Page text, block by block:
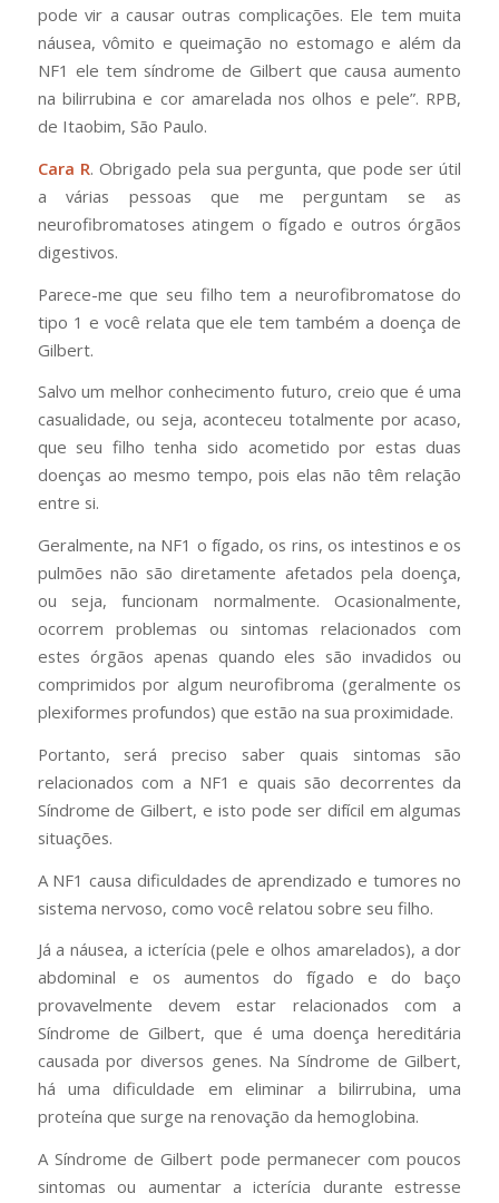
pode vir a causar outras complicações. Ele tem muita
náusea, vômito e queimação no estomago e além da
NF1 ele tem síndrome de Gilbert que causa aumento
na bilirrubina e cor amarelada nos olhos e pele”. RPB,
de Itaobim, São Paulo.
Cara R. Obrigado pela sua pergunta, que pode ser útil
a várias pessoas que me perguntam se as
neurofibromatoses atingem o fígado e outros órgãos
digestivos.
Parece-me que seu filho tem a neurofibromatose do
tipo 1 e você relata que ele tem também a doença de
Gilbert.
Salvo um melhor conhecimento futuro, creio que é uma
casualidade, ou seja, aconteceu totalmente por acaso,
que seu filho tenha sido acometido por estas duas
doenças ao mesmo tempo, pois elas não têm relação
entre si.
Geralmente, na NF1 o fígado, os rins, os intestinos e os
pulmões não são diretamente afetados pela doença,
ou seja, funcionam normalmente. Ocasionalmente,
ocorrem problemas ou sintomas relacionados com
estes órgãos apenas quando eles são invadidos ou
comprimidos por algum neurofibroma (geralmente os
plexiformes profundos) que estão na sua proximidade.
Portanto, será preciso saber quais sintomas são
relacionados com a NF1 e quais são decorrentes da
Síndrome de Gilbert, e isto pode ser difícil em algumas
situações.
A NF1 causa dificuldades de aprendizado e tumores no
sistema nervoso, como você relatou sobre seu filho.
Já a náusea, a icterícia (pele e olhos amarelados), a dor
abdominal e os aumentos do fígado e do baço
provavelmente devem estar relacionados com a
Síndrome de Gilbert, que é uma doença hereditária
causada por diversos genes. Na Síndrome de Gilbert,
há uma dificuldade em eliminar a bilirrubina, uma
proteína que surge na renovação da hemoglobina.
A Síndrome de Gilbert pode permanecer com poucos
sintomas ou aumentar a icterícia durante estresse